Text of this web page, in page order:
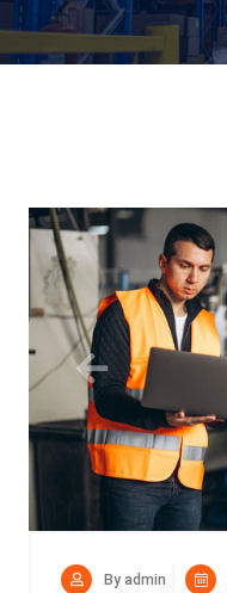
By admin